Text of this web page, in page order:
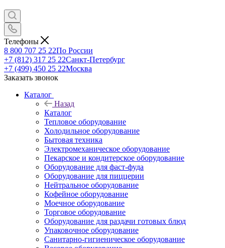
Телефоны
8 800 707 25 22По России
+7 (812) 317 25 22Санкт-Петербург
+7 (499) 450 25 22Москва
Заказать звонок
Каталог
Назад
Каталог
Тепловое оборудование
Холодильное оборудование
Бытовая техника
Электромеханическое оборудование
Пекарское и кондитерское оборудование
Оборудование для фаст-фуда
Оборудование для пиццерии
Нейтральное оборудование
Кофейное оборудование
Моечное оборудование
Торговое оборудование
Оборудование для раздачи готовых блюд
Упаковочное оборудование
Санитарно-гигиеническое оборудование